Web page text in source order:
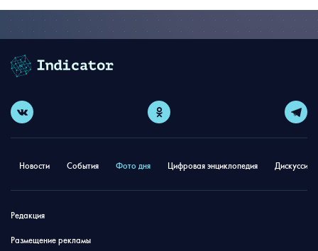
Новости События Фото дня Цифровая энциклопедия
Редакция
Размещение рекламы